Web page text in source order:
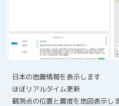
日本の地震情報を表示します
ほぼリアルタイム更新
観測点の位置と震度を地図表示し